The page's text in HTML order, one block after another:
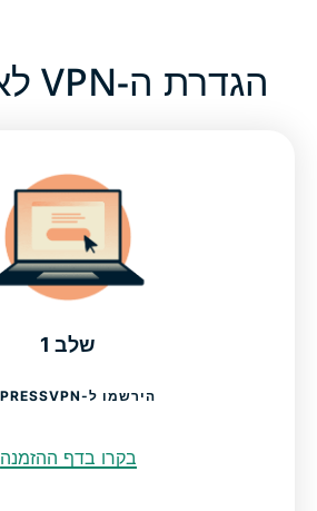
הגדרת ה-VPN לאנדרואיד
שלב 1
הירשמו ל-EXPRESSVPN
בקרו בדף ההזמנה